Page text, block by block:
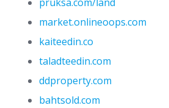
market.onlineoops.com
kaiteedin.co
taladteedin.com
ddproperty.com
bahtsold.com